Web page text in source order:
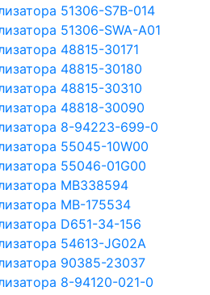
51306-S7B-014
51306-SWA-A01
48815-30171
48815-30180
48815-30310
48818-30090
8-94223-699-0
55045-10W00
55046-01G00
MB338594
MB-175534
D651-34-156
54613-JG02A
90385-23037
8-94120-021-0